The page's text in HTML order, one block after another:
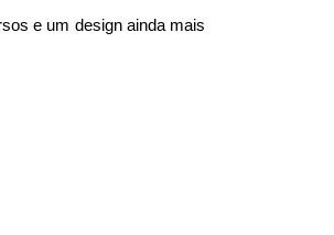
e um design ainda mais